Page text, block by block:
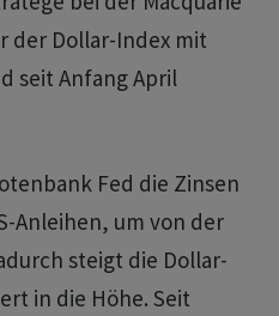
der Dollar-Index mit
seit Anfang April
​Fed die Zinsen
Anleihen, um von der
steigt die Dollar-
in die Höhe. Seit